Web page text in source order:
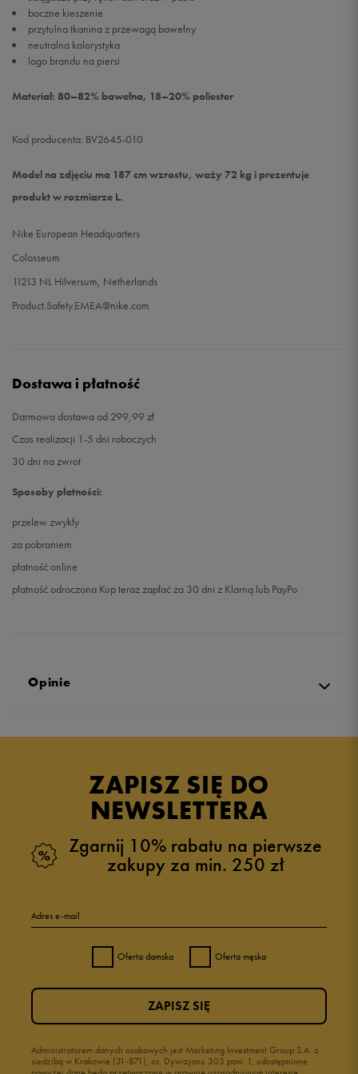
boczne kieszenie
przytulna tkanina z przewagą bawełny
neutralna kolorystyka
logo brandu na piersi
Materiał: 80–82% bawełna, 18–20% poliester
Kod producenta: BV2645-010
Model na zdjęciu ma 187 cm wzrostu, waży 72 kg i prezentuje
produkt w rozmiarze L.
Nike European Headquarters
Colosseum
11213 NL Hilversum, Netherlands
Product.Safety.EMEA@nike.com
Dostawa i płatność
Darmowa dostawa od 299,99 zł
Czas realizacji 1-5 dni roboczych
30 dni na zwrot
Sposoby płatności:
przelew zwykły
za pobraniem
płatność online
płatność odroczona Kup teraz zapłać za 30 dni z Klarną lub PayPo
Opinie
4.9
zebranych i zweryfikowanych przez
4 1%
1 1%
ZAPISZ SIĘ DO
NEWSLETTERA
Zgarnij 10% rabatu na pierwsze
zakupy za min. 250 zł
Adres e-mail
Oferta damska Oferta męska
Administratorem danych osobowych jest Marketing Investment Group S.A. z
siedzibą w Krakowie (31-871), os. Dywizjonu 303 paw. 1, udostępnione
ZAPISZ SIĘ